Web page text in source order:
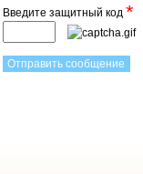
Введите защитный код *